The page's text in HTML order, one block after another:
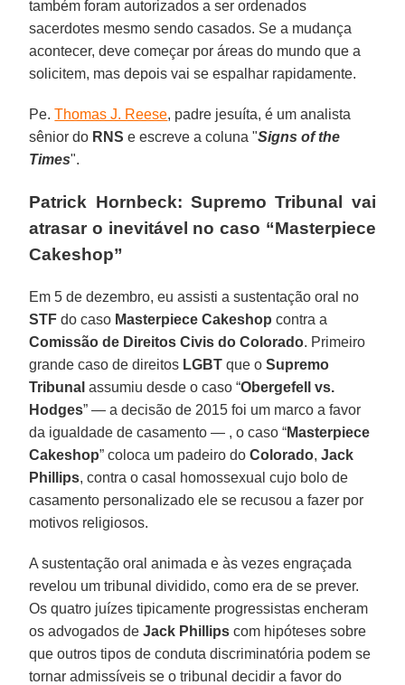
também foram autorizados a ser ordenados
sacerdotes mesmo sendo casados. Se a mudança
acontecer, deve começar por áreas do mundo que a
solicitem, mas depois vai se espalhar rapidamente.
Pe.Thomas J. Reese, padre jesuíta, é um analista
sênior do RNS e escreve a coluna "Signs of the
Times".
Patrick Hornbeck: Supremo Tribunal vai
atrasar o inevitável no caso “Masterpiece
Cakeshop”
Em 5 de dezembro, eu assisti a sustentação oral no
STF do caso Masterpiece Cakeshop contra a
Comissão de Direitos Civis do Colorado. Primeiro
grande caso de direitos LGBT que oSupremo
Tribunal assumiu desde o caso “Obergefell vs.
Hodges” — a decisão de 2015 foi um marco a favor
da igualdade de casamento — , o caso “Masterpiece
Cakeshop” coloca um padeiro doColorado,Jack
Phillips, contra o casal homossexual cujo bolo de
casamento personalizado ele se recusou a fazer por
motivos religiosos.
A sustentação oral animada e às vezes engraçada
revelou um tribunal dividido, como era de se prever.
Os quatro juízes tipicamente progressistas encheram
os advogados deJack Phillips com hipóteses sobre
que outros tipos de conduta discriminatória podem se
tornar admissíveis se o tribunal decidir a favor do